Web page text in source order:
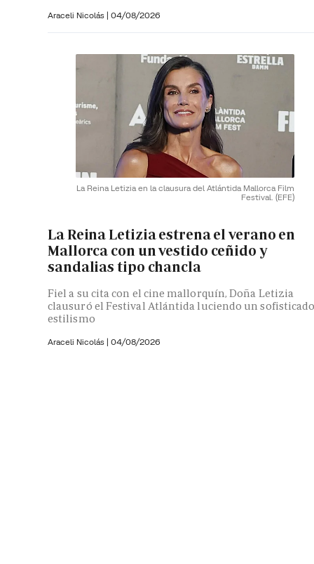
Araceli Nicolás | 04/08/2026
La Reina Letizia en la clausura del Atlántida Mallorca Film
Festival. (EFE)
La Reina Letizia estrena el verano en
Mallorca con un vestido ceñido y
sandalias tipo chancla
Fiel a su cita con el cine mallorquín, Doña Letizia
clausuró el Festival Atlántida luciendo un
estilismo
Araceli Nicolás | 04/08/2026